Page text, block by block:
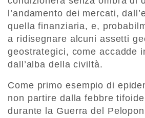
l’andamento dei mercati,
quella finanziaria, e,
a ridisegnare alcuni assetti
geostrategici, come accadde
dall’alba della civiltà.
Come primo esempio di
non partire dalla febbre
durante la Guerra del